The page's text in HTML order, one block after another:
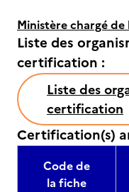
Ministère chargé de
Liste des
certification :
Liste des
certification
Certification(s)
Code de
la fiche